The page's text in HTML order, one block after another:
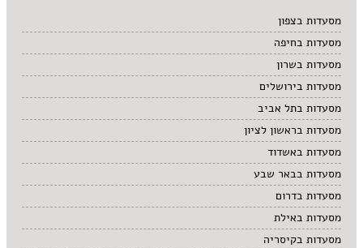
מרקים
מתוקים
סיני
סנדוויץ' בר
פאב
מסעדות בצפון
מסעדות בחיפה
מסעדות בשרון
מסעדות בירושלים
מסעדות בתל אביב
מסעדות בראשון לציון
מסעדות באשדוד
מסעדות בבאר שבע
מסעדות בדרום
מסעדות באילת
מסעדות בקיסריה